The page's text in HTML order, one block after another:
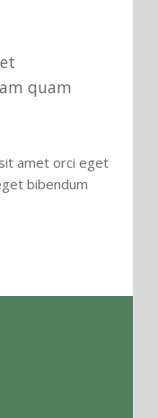
quam
amet orci eget
bibendum